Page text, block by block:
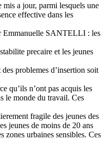
mis a jour, parmi lesquels une
effective dans les
Emmanuelle SANTELLI : les
precaire et les jeunes
problemes d’insertion soit
qu’ils n’ont pas acquis les
le monde du travail. Ces
fragile des jeunes des
jeunes de moins de 20 ans
zones urbaines sensibles. Ces